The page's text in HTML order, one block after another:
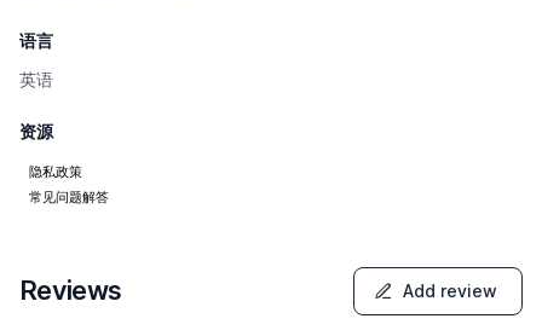
语言
英语
资源
隐私政策
常见问题解答
Reviews Add review